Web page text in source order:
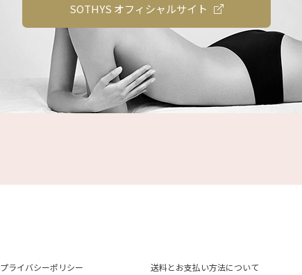
SOTHYS オフィシャルサイト
プライバシーポリシー 送料とお支払い方法について